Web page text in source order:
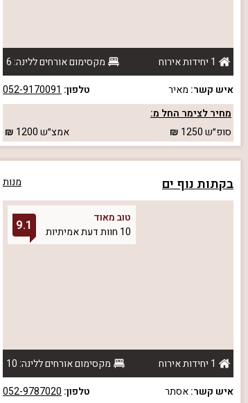
1 יחידות אירוח
מקסימום אורחים ללינה: 6
איש קשר: מאיר טלפון: 052-9170091
מחיר לצימר החל מ:
סופ״ש1250 אמצ״ש1200
בקתות נוף ים מנות
טוב מאוד
10 חוות דעת אמיתיות
9.1
1 יחידות אירוח
מקסימום אורחים ללינה: 10
איש קשר:אסתר טלפון: 052-9787020